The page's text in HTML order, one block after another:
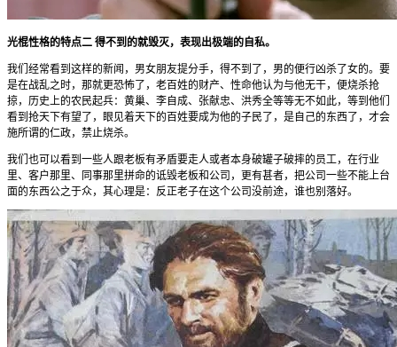
光棍性格的特点二 得不到的就毁灭，表现出极端的自私。
我们经常看到这样的新闻，男女朋友提分手，得不到了，男的便行凶杀了女的。要
是在战乱之时，那就更恐怖了，老百姓的财产、性命他认为与他无干，便烧杀抢
掠，历史上的农民起兵：黄巢、李自成、张献忠、洪秀全等等无不如此，等到他们
看到抢天下有望了，眼见着天下的百姓要成为他的子民了，是自己的东西了，才会
施所谓的仁政，禁止烧杀。
我们也可以看到一些人跟老板有矛盾要走人或者本身破罐子破摔的员工，在行业
里、客户那里、同事那里拼命的诋毁老板和公司，更有甚者，把公司一些不能上台
面的东西公之于众，其心理是：反正老子在这个公司没前途，谁也别落好。